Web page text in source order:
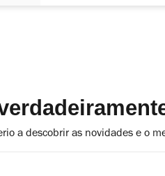
a descobrir as novidades e o